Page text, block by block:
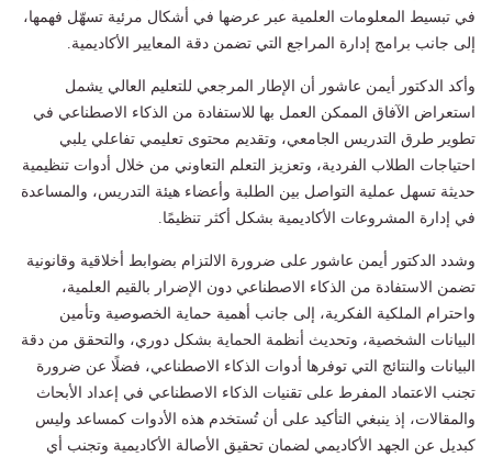
في تبسيط المعلومات العلمية عبر عرضها في أشكال مرئية تسهّل فهمها،
إلى جانب برامج إدارة المراجع التي تضمن دقة المعايير الأكاديمية.
وأكد الدكتور أيمن عاشور أن الإطار المرجعي للتعليم العالي يشمل
استعراض الآفاق الممكن العمل بها للاستفادة من الذكاء الاصطناعي في
تطوير طرق التدريس الجامعي، وتقديم محتوى تعليمي تفاعلي يلبي
احتياجات الطلاب الفردية، وتعزيز التعلم التعاوني من خلال أدوات تنظيمية
حديثة تسهل عملية التواصل بين الطلبة وأعضاء هيئة التدريس، والمساعدة
في إدارة المشروعات الأكاديمية بشكل أكثر تنظيمًا.
وشدد الدكتور أيمن عاشور على ضرورة الالتزام بضوابط أخلاقية وقانونية
تضمن الاستفادة من الذكاء الاصطناعي دون الإضرار بالقيم العلمية،
واحترام الملكية الفكرية، إلى جانب أهمية حماية الخصوصية وتأمين
البيانات الشخصية، وتحديث أنظمة الحماية بشكل دوري، والتحقق من دقة
البيانات والنتائج التي توفرها أدوات الذكاء الاصطناعي، فضلًا عن ضرورة
تجنب الاعتماد المفرط على تقنيات الذكاء الاصطناعي في إعداد الأبحاث
والمقالات، إذ ينبغي التأكيد على أن تُستخدم هذه الأدوات كمساعد وليس
كبديل عن الجهد الأكاديمي لضمان تحقيق الأصالة الأكاديمية وتجنب أي